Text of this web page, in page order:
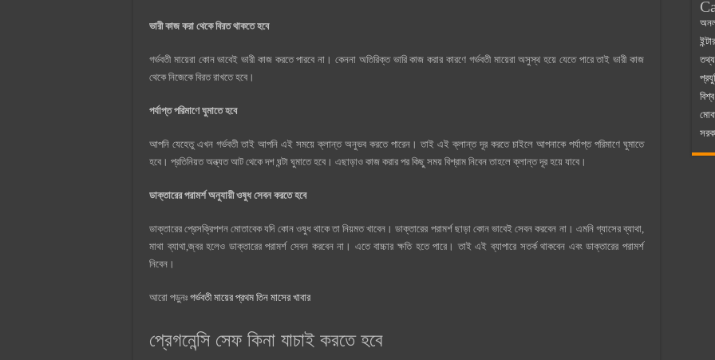
ভারী কাজ করা থেকে বিরত থাকতে হবে
গর্ভবতী মায়েরা কোন ভাবেই ভারী কাজ করতে পারবে না। কেননা অতিরিক্ত ভারি কাজ করার কারণে গর্ভবতী মায়েরা অসুস্থ হয়ে যেতে পারে তাই ভারী কাজ
থেকে নিজেকে বিরত রাখতে হবে।
পর্যাপ্ত পরিমাণে ঘুমাতে হবে
আপনি যেহেতু এখন গর্ভবতী তাই আপনি এই সময়ে ক্লান্ত অনুভব করতে পারেন। তাই এই ক্লান্ত দূর করতে চাইলে আপনাকে পর্যাপ্ত পরিমাণে ঘুমাতে
হবে। প্রতিনিয়ত অন্ত্যত আট থেকে দশ ঘন্টা ঘুমাতে হবে। এছাড়াও কাজ করার পর কিছু সময় বিশ্রাম নিবেন তাহলে ক্লান্ত দূর হয়ে যাবে।
ডাক্তারের পরামর্শ অনুযায়ী ওষুধ সেবন করতে হবে
ডাক্তারের প্রেসক্রিপশন মোতাবেক যদি কোন ওষুধ থাকে তা নিয়মত খাবেন। ডাক্তারের পরামর্শ ছাড়া কোন ভাবেই সেবন করবেন না। এমনি গ্যাসের ব্যাথা,
মাথা ব্যাথা,জ্বর হলেও ডাক্তারের পরামর্শ সেবন করবেন না। এতে বাচ্চার ক্ষতি হতে পারে। তাই এই ব্যাপারে সতর্ক থাকবেন এবং ডাক্তারের পরামর্শ
নিবেন।
আরো পড়ুনঃ গর্ভবতী মায়ের প্রথম তিন মাসের খাবার
প্রেগনেন্সি সেফ কিনা যাচাই করতে হবে
তথ্য
বিশ্ব